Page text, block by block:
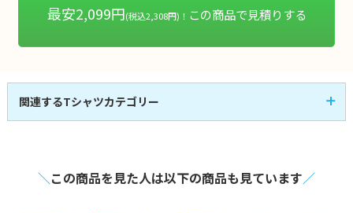
最安2,099円(税込2,308円)！ この商品で見積りする
関連するTシャツカテゴリー
長袖Tシャツ
全41商品 激安Tシャツ
全 7商品
＼この商品を見た人は以下の商品も見ています／